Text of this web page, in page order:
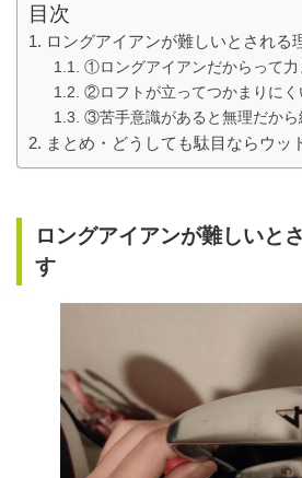
目次
ロングアイアンが難しいとされる
①ロングアイアンだからって力
②ロフトが立ってつかまりにく
③苦手意識があると無理だから
まとめ・どうしても駄目ならウッ
ロングアイアンが難しいと
す